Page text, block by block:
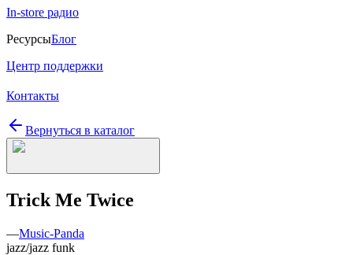
In-store радио
РесурсыБлог
Центр поддержки
Контакты
Вернуться в каталог
Trick Me Twice
—Music-Panda
jazz/jazz funk